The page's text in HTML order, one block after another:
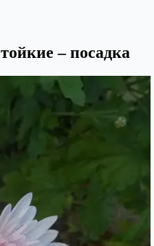
– посадка